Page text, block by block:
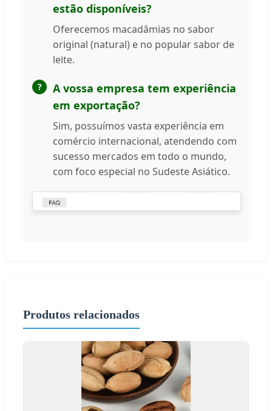
estão disponíveis?
Oferecemos macadâmias no sabor
original (natural) e no popular sabor de
leite.
A vossa empresa tem experiência
em exportação?
Sim, possuímos vasta experiência em
comércio internacional, atendendo com
sucesso mercados em todo o mundo,
com foco especial no Sudeste Asiático.
Produtos relacionados